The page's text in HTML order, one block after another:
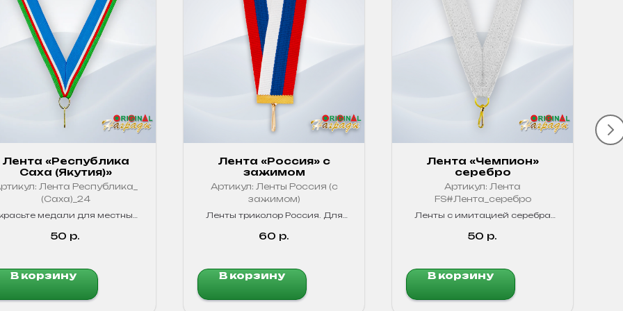
Лента «Республика
Саха (Якутия)»
Лента Республика_
(Саха)_24
медали для местных
мероприятий
в цветах официального
50 р.
В корзину
Лента «Россия» с
зажимом
Артикул: Ленты Россия (с
зажимом)
Ленты триколор Россия. Для
Качественные, яркие цвета!
60 р.
В корзину
Лента «Чемпион»
серебро
Артикул: Лента
FS#Лента_серебро
Ленты с имитацией серебра
победителей в любых
соревнованиях.
50 р.
В корзину